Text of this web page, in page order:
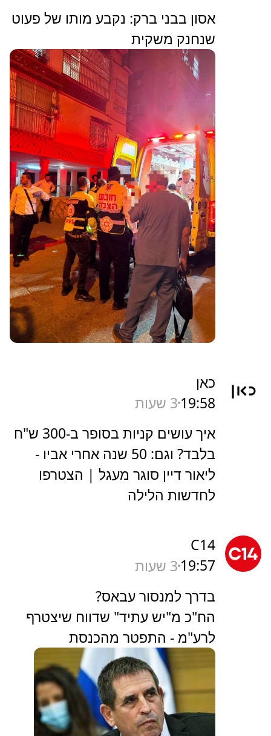
אסון בבני ברק: נקבע מותו של פעוט
שנחנק משקית
כאן
19:58 3 שעות
איך עושים קניות בסופר ב-300 ש"ח
בלבד? וגם: 50 שנה אחרי אביו -
ליאור דיין סוגר מעגל | הצטרפו
לחדשות הלילה
C14
19:57 3 שעות
בדרך למנסור עבאס?
הח"כ מ"יש עתיד" שדווח שיצטרף
לרע"מ - התפטר מהכנסת